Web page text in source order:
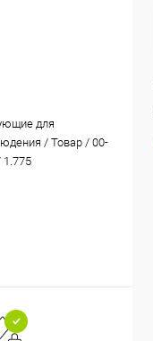
для
/ Товар / 00-
1.775